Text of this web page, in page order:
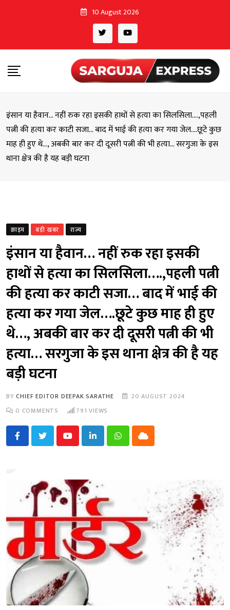
10 August 2026
इंसान या हैवान… नहीं रुक रहा इसकी हाथों से हत्या का सिलसिला….,पहली
पत्नी की हत्या कर काटी सजा… बाद में भाई की हत्या कर गया जेल….छूटे कुछ
माह ही हुए थे…, अबकी बार कर दी दूसरी पत्नी की भी हत्या… सरगुजा के इस
थाना क्षेत्र की है यह बड़ी घटना
क्राइम बड़ी खबर राज्य
इंसान या हैवान… नहीं रुक रहा इसकी
हाथों से हत्या का सिलसिला….,पहली पत्नी
की हत्या कर काटी सजा… बाद में भाई की
हत्या कर गया जेल….छूटे कुछ माह ही हुए
थे…, अबकी बार कर दी दूसरी पत्नी की भी
हत्या… सरगुजा के इस थाना क्षेत्र की है यह
बड़ी घटना
BYCHIEF EDITOR DEEPAK SARATHE
20 AUGUST 2024
0 COMMENTS 791 VIEWS
YoutubeLinkedInWhatsappCloud